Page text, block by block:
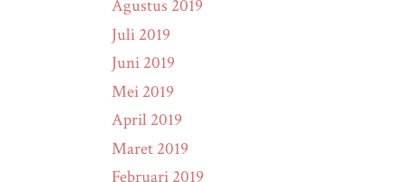
Agustus 2019
Juli 2019
Juni 2019
Mei 2019
April 2019
Maret 2019
Februari 2019